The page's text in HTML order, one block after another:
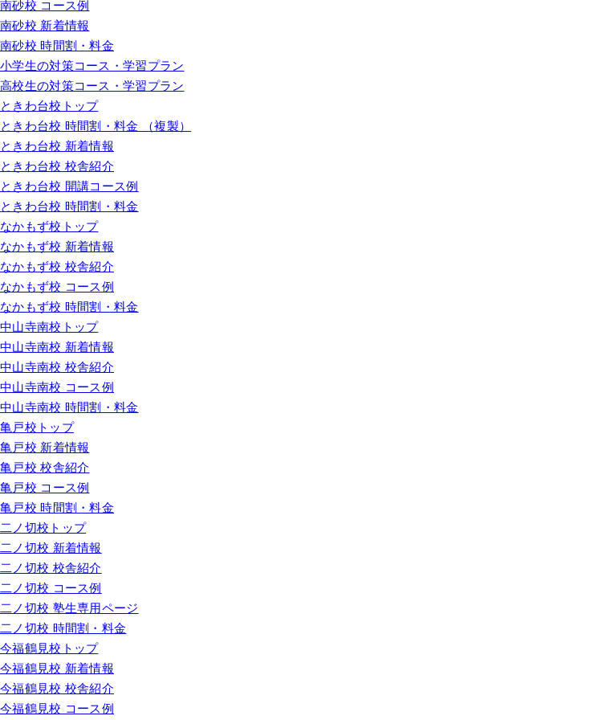
南砂校 コース例
南砂校 新着情報
南砂校 時間割・料金
小学生の対策コース・学習プラン
高校生の対策コース・学習プラン
ときわ台校トップ
ときわ台校 時間割・料金 （複製）
ときわ台校 新着情報
ときわ台校 校舎紹介
ときわ台校 開講コース例
ときわ台校 時間割・料金
なかもず校トップ
なかもず校 新着情報
なかもず校 校舎紹介
なかもず校 コース例
なかもず校 時間割・料金
中山寺南校トップ
中山寺南校 新着情報
中山寺南校 校舎紹介
中山寺南校 コース例
中山寺南校 時間割・料金
亀戸校トップ
亀戸校 新着情報
亀戸校 校舎紹介
亀戸校 コース例
亀戸校 時間割・料金
二ノ切校トップ
二ノ切校 新着情報
二ノ切校 校舎紹介
二ノ切校 コース例
二ノ切校 塾生専用ページ
二ノ切校 時間割・料金
今福鶴見校トップ
今福鶴見校 新着情報
今福鶴見校 校舎紹介
今福鶴見校 コース例